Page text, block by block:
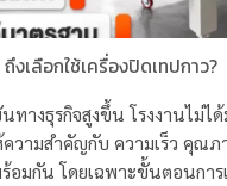
งเลือกใช้เครื่องปิดเทปกาว?
ธุรกิจสูงขึ้น โรงงานไม่ได้ม
ความสำคัญกับ ความเร็ว คุณ
อมกัน โดยเฉพาะขั้นตอนกา